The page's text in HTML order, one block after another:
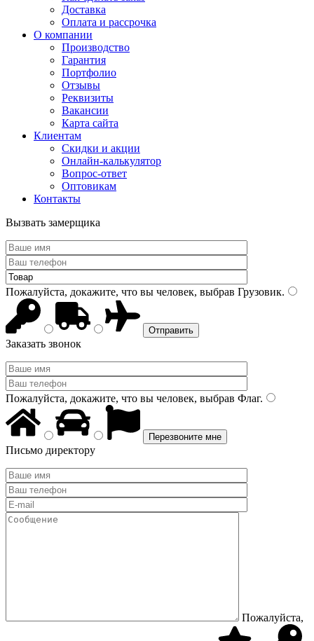
Доставка
Оплата и рассрочка
О компании
Производство
Гарантия
Портфолио
Отзывы
Реквизиты
Вакансии
Карта сайта
Клиентам
Скидки и акции
Онлайн-калькулятор
Вопрос-ответ
Оптовикам
Контакты
Вызвать замерщика
Пожалуйста, докажите, что вы человек, выбрав Грузовик.
Заказать звонок
Пожалуйста, докажите, что вы человек, выбрав Флаг.
Письмо директору
Пожалуйста,